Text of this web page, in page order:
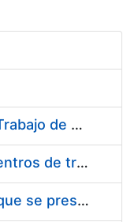
Suministro de Protectores Auditivos a medida para las personas trabajadoras de los Centros de Trabajo de Madrid y Burgos
Suministro de gafas graduadas antiproyecciones para los trabajadores de la FNMT-RCM en los centros de trabajo de Madrid y Burgos
Servicios de una empresa externa para el asesoramiento y resolución de los recursos de alzada que se presentan relacionados con procesos de selección para la FNMT-RCM